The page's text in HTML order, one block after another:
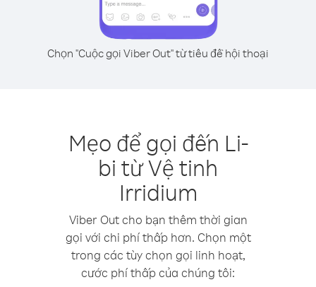
Chọn "Cuộc gọi Viber Out" từ tiêu đề hội thoại
Mẹo để gọi đến Li-
bi từ Vệ tinh
Irridium
Viber Out cho bạn thêm thời gian
gọi với chi phí thấp hơn. Chọn một
trong các tùy chọn gọi linh hoạt,
cước phí thấp của chúng tôi: